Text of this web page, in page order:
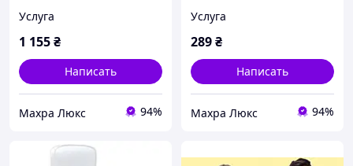
Услуга
1 155₴
Написать
Махра Люкс 94%
Услуга
289₴
Написать
Махра Люкс 94%